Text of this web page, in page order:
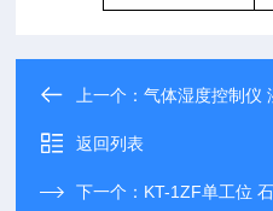
上一个：气体湿度控制仪
返回列表
下一个： KT-1ZF单工位